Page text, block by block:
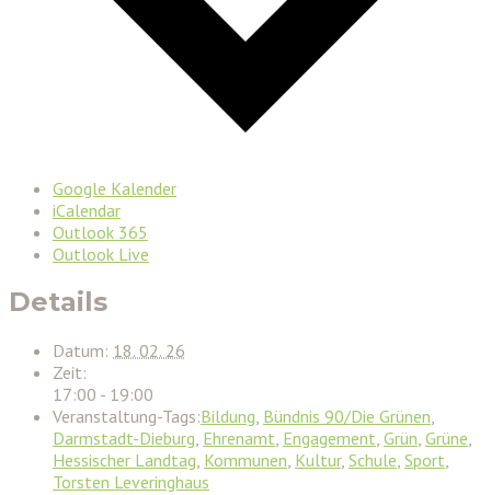
Google Kalender
iCalendar
Outlook 365
Outlook Live
Details
Datum: 18. 02. 26
Zeit:
17:00 - 19:00
Veranstaltung-Tags:Bildung, Bündnis 90/Die Grünen,
Darmstadt-Dieburg, Ehrenamt, Engagement, Grün, Grüne,
Hessischer Landtag, Kommunen, Kultur, Schule, Sport,
Torsten Leveringhaus